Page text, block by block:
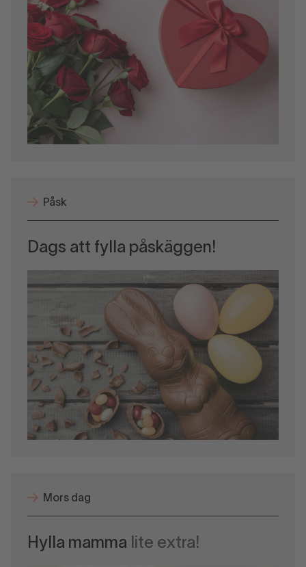
Påsk
Dags att fylla påskäggen!
Mors dag
Hylla mamma lite extra!